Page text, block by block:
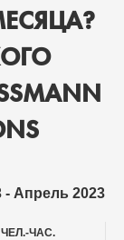
- Апрель 2023
ЧЕЛ.-ЧАС.